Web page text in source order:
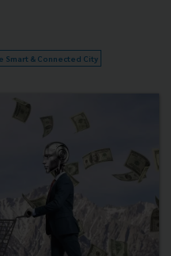
Smart & Connected City